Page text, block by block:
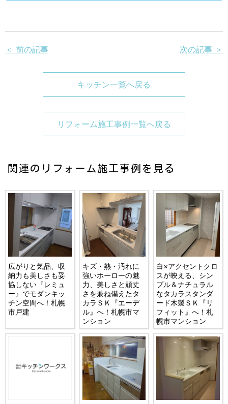
＜ 前の記事 次の記事 ＞
キッチン一覧へ戻る
リフォーム施工事例一覧へ戻る
関連のリフォーム施工事例を見る
広がりと気品、収
納力も美しさも妥
協しない『レミュ
ー』でモダンキッ
チン空間へ！札幌
市戸建
キズ・熱・汚れに
強いホーローの魅
力、美しさと頑丈
さを兼ね備えたタ
カラＳＫ『エーデ
ル』へ！札幌市マ
ンション
白×アクセントクロ
スが映える、シン
プル＆ナチュラル
なタカラスタンダ
ード木製ＳＫ『リ
フィット』へ！札
幌市マンション